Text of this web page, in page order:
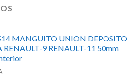
MANGUITO UNION DEPOSITO
RENAULT-9 RENAULT-11 50mm